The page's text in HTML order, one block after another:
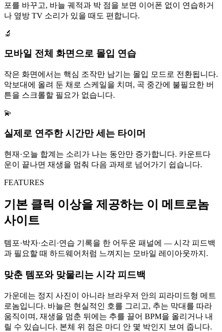
포를 바꾸고, 바늘 궤적과 박 점을 보면 이어폰 없이 연습하거
나 옆방 TV 소리가 있을 때도 편합니다.
🔬
모바일 전체 화면으로 몰입 연습
작은 화면에서는 핵심 조작만 남기는 몰입 모드로 전환됩니다.
악보대에 올려 둔 채로 스케일을 치며, 곡 중간에 불필요한 버
튼을 스크롤할 필요가 없습니다.
💫
실제로 연주한 시간만 세는 타이머
현재·오늘 합계는 소리가 나는 동안만 증가합니다. 카운트다
운이 끝나면 재생을 멈춰 다음 과제로 넘어가기 쉽습니다.
FEATURES
기본 클릭 이상을 제공하는 이 메트로놈
사이트
템포·박자·소리·연습 기록을 한 어두운 패널에 — 시각 피드백
과 필요할 때 하드웨어처럼 느껴지는 모바일 레이아웃까지.
맞춘 템포와 맞물리는 시각 피드백
가운데는 정지 사진이 아니라 브라우저 안의 피라미드형 메트
로놈입니다. 바늘은 현실적인 호를 그리고, 추는 막대를 따라
움직이며, 재생을 멈춘 뒤에는 추를 끌어 BPM을 올리거나 내
릴 수 있습니다. 본체 위 점은 마디 안 몇 박인지 보여 줍니다.